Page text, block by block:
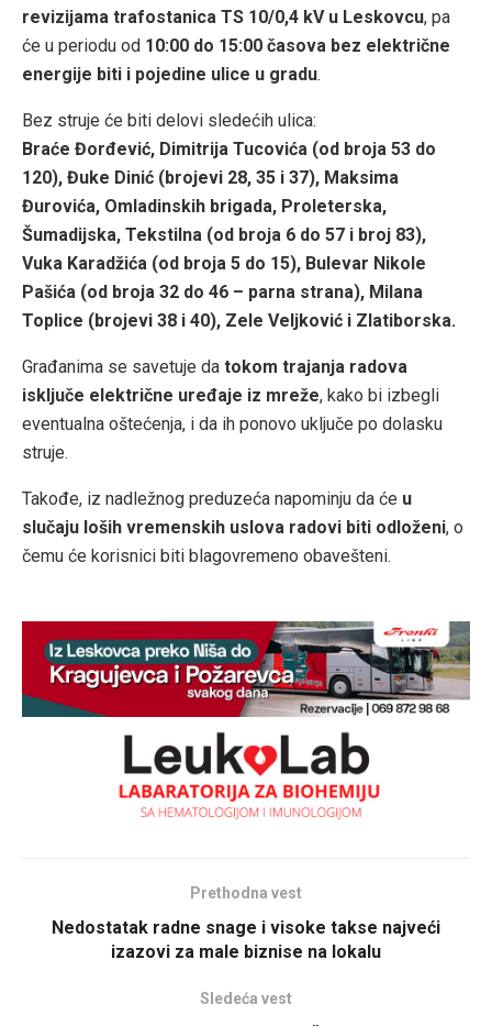
revizijama trafostanica TS 10/0,4 kV u Leskovcu, pa
će u periodu od 10:00 do 15:00 časova bez električne
energije biti i pojedine ulice u gradu.
Bez struje će biti delovi sledećih ulica:
Braće Đorđević, Dimitrija Tucovića (od broja 53 do
120), Đuke Dinić (brojevi 28, 35 i 37), Maksima
Đurovića, Omladinskih brigada, Proleterska,
Šumadijska, Tekstilna (od broja 6 do 57 i broj 83),
Vuka Karadžića (od broja 5 do 15), Bulevar Nikole
Pašića (od broja 32 do 46 – parna strana), Milana
Toplice (brojevi 38 i 40), Zele Veljković i Zlatiborska.
Građanima se savetuje da tokom trajanja radova
isključe električne uređaje iz mreže, kako bi izbegli
eventualna oštećenja, i da ih ponovo uključe po dolasku
struje.
Takođe, iz nadležnog preduzeća napominju da će u
slučaju loših vremenskih uslova radovi biti odloženi, o
čemu će korisnici biti blagovremeno obavešteni.
Prethodna vest
Nedostatak radne snage i visoke takse najveći
izazovi za male biznise na lokalu
Sledeća vest